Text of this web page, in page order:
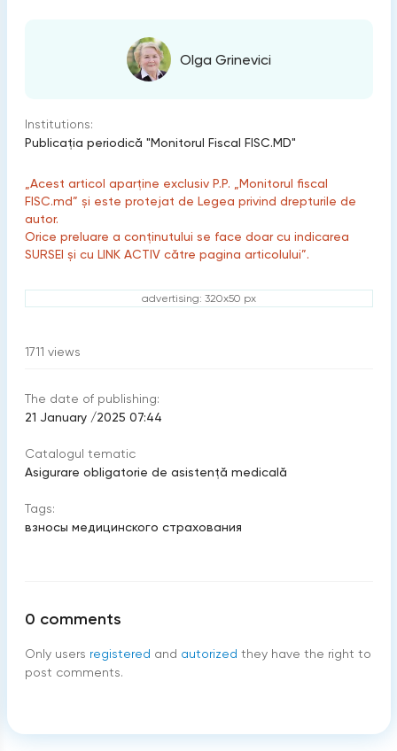
Olga Grinevici
Institutions:
Publicaţia periodică "Monitorul Fiscal FISC.MD"
„Acest articol aparține exclusiv P.P. „Monitorul fiscal
FISC.md” și este protejat de Legea privind drepturile de
autor.
Orice preluare a conținutului se face doar cu indicarea
SURSEI și cu LINK ACTIV către pagina articolului”.
advertising: 320x50 px
1711 views
The date of publishing:
21 January /2025 07:44
Catalogul tematic
Asigurare obligatorie de asistenţă medicală
Tags:
взносы медицинского страхования
0 comments
Only users registered and autorized they have the right to
post comments.